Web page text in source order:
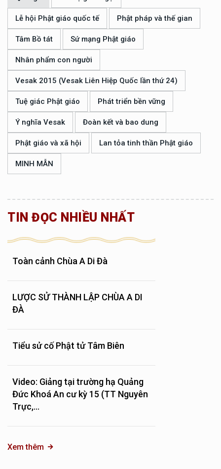
Lễ hội Phật giáo quốc tế Phật pháp và thế gian
Tâm Bồ tát Sứ mạng Phật giáo
Nhân phẩm con người
Vesak 2015 (Vesak Liên Hiệp Quốc lần thứ 24)
Tuệ giác Phật giáo Phát triển bền vững
Ý nghĩa Vesak Đoàn kết và bao dung
Phật giáo và xã hội Lan tỏa tinh thần Phật giáo
MINH MẪN
TIN ĐỌC NHIỀU NHẤT
Toàn cảnh Chùa A Di Đà
LƯỢC SỬ THÀNH LẬP CHÙA A DI
ĐÀ
Tiểu sử cố Phật tử Tâm Biên
Video: Giảng tại trường hạ Quảng
Đức Khoá An cư kỳ 15 (TT Nguyên
Trực,...
Xem thêm